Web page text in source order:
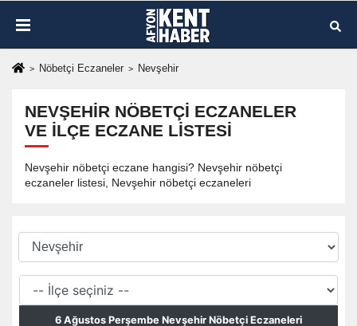
Nöbetçi Eczaneler Nevşehir
NEVŞEHIR NÖBETÇI ECZANELER
VE İLÇE ECZANE LISTESI
Nevşehir nöbetçi eczane hangisi? Nevşehir nöbetçi
eczaneler listesi, Nevşehir nöbetçi eczaneleri